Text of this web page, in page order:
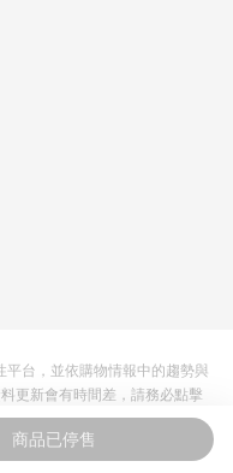
商品已停售
平台，並依購物情報中的趨勢與
更新會有時間差，請務必點擊
，一切資訊以合作廠商網頁為